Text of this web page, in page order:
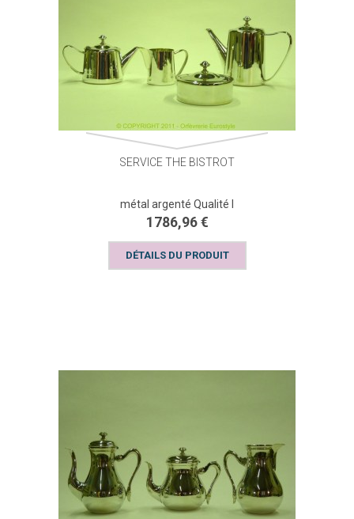
SERVICE THE BISTROT
métal argenté Qualité I
1786,96 €
DÉTAILS DU PRODUIT